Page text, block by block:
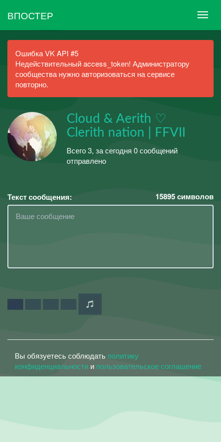
ВПОСТЕР
Ошибка VK API #5
Недействительный access_token! Администратору
сообщества нужно авторизоваться на сервисе
повторно.
Cloud & Aerith ♡
Clerith nation | FFVII
Всего 3, за сегодня 0 сообщений
отправлено
Текст сообщения: 15895символов
Вы обязуетесь соблюдать политику
конфиденциальности и пользовательское соглашение